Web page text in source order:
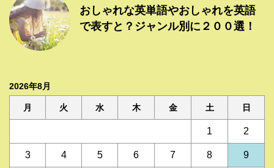
おしゃれな英単語やおしゃれを英語
で表すと？ジャンル別に２００選！
2026年8月
月 火 水 木 金 土 日
1 2
3 4 5 6 7 8 9